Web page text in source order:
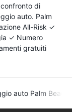
di
auto. Palm
All-Risk ✓
✓ Numero
gratuiti
auto Palm Beach